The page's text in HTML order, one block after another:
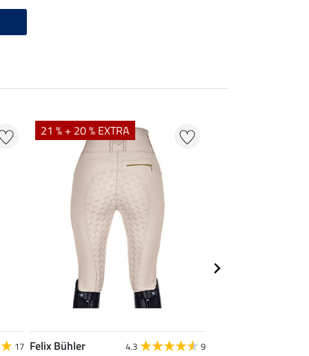
17
21 % + 20 % EXTRA
Felix Bühler 4.3 9